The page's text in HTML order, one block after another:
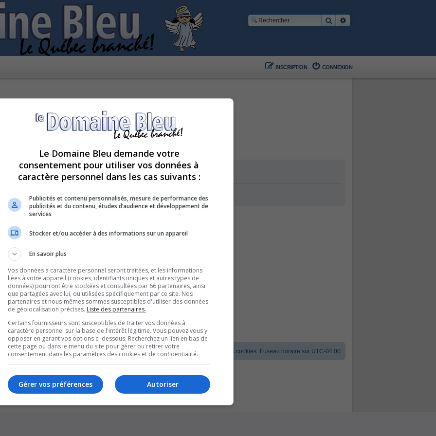
Rechercher
CONNEXION
INSCRIPTION
le moment car le serveur est en surcharge. Veuillez réessayer ultérieurement.
Fuseau horaire sur UTC-04:00
Supprimer les cookies
Style version: 1.1.8
Développé parphpBB
® Forum Software © phpBB Limited
Traduction française officielle©Qiaeru
Le Domaine Bleu demande votre
consentement pour utiliser vos données à
caractère personnel dans les cas suivants :
Publicités et contenu personnalisés, mesure de performance des
publicités et du contenu, études d’audience et développement de
services
Stocker et/ou accéder à des informations sur un appareil
En savoir plus
Vos données à caractère personnel seront traitées, et les informations
liées à votre appareil (cookies, identifiants uniques et autres types de
données) pourront être stockées et consultées par 66 partenaires, ainsi
que partagées avec lui, ou utilisées spécifiquement par ce site. Nos
partenaires et nous-mêmes sommes susceptibles d'utiliser des données
de géolocalisation précises. Liste des partenaires.
Certains fournisseurs sont susceptibles de traiter vos données à
caractère personnel sur la base de l'intérêt légitime. Vous pouvez vous y
opposer en gérant vos options ci-dessous. Recherchez un lien en bas de
cette page ou dans le menu du site pour gérer ou retirer votre
consentement dans les paramètres des cookies et de confidentialité.
Autoriser
Gérer vos préférences